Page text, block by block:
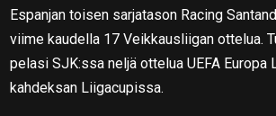
Espanjan toisen sarjatason Racing
viime kaudella 17 Veikkausliigan ottelua.
pelasi SJK:ssa neljä ottelua UEFA Europa
kahdeksan Liigacupissa.